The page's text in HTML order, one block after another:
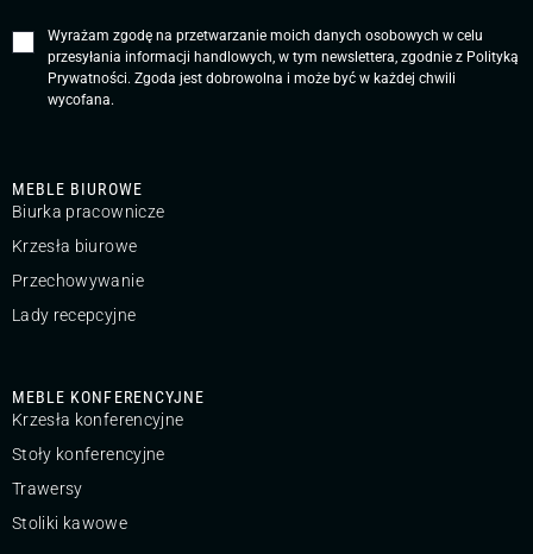
MEBLE BIUROWE
Biurka pracownicze
Krzesła biurowe
Przechowywanie
Lady recepcyjne
MEBLE KONFERENCYJNE
Krzesła konferencyjne
Stoły konferencyjne
Trawersy
Stoliki kawowe
Wyrażam zgodę na przetwarzanie moich danych osobowych w celu
przesyłania informacji handlowych, w tym newslettera, zgodnie z Polityką
Prywatności. Zgoda jest dobrowolna i może być w każdej chwili
wycofana.